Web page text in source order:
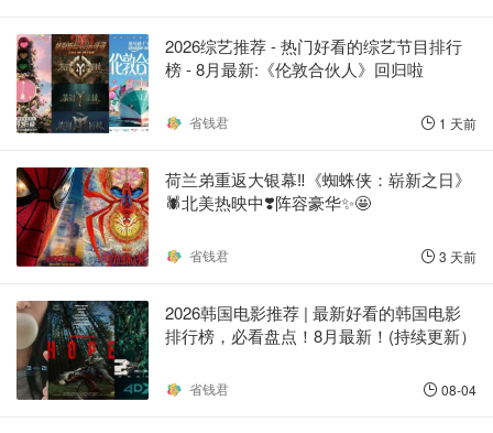
2026综艺推荐 - 热门好看的综艺节目排行
榜 - 8月最新:《​​伦敦合伙人》回归啦
省钱君 1 天前
荷兰弟重返大银幕‼️《蜘蛛侠：崭新之日》
🕷️北美热映中❣️阵容豪华✨🤩
省钱君 3 天前
2026韩国电影推荐 | 最新好看的韩国电影
排行榜，必看盘点！8月最新！(持续更新）
省钱君 08-04